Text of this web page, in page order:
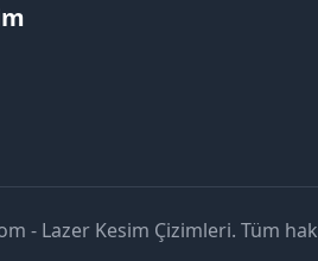
- Lazer Kesim Çizimleri. Tüm